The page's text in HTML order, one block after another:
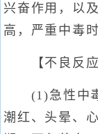
兴奋作用，以
高，严重中毒
【不良反应
(1)急性中毒
潮红、头晕、